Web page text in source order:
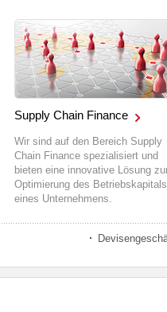
Supply Chain Finance
Wir sind auf den Bereich Supply
Chain Finance spezialisiert und
bieten eine innovative Lösung
Optimierung des Betriebskapitals
eines Unternehmens.